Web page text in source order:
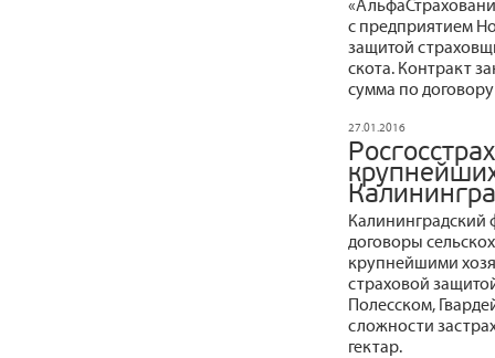
с предприятием
защитой
скота. Контракт
сумма по
27.01.2016
договоры
крупнейшими
страховой
Полесском,
сложности
гектар.